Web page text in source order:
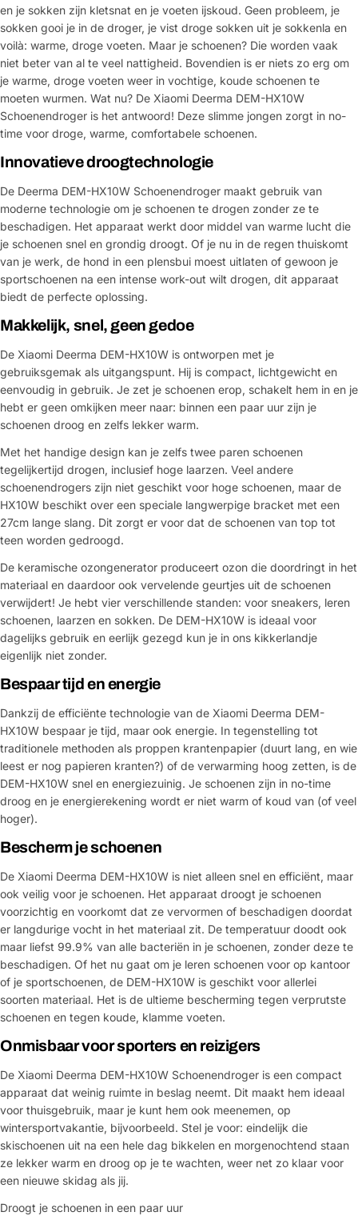
en je sokken zijn kletsnat en je voeten ijskoud. Geen probleem, je
sokken gooi je in de droger, je vist droge sokken uit je sokkenla en
voilà: warme, droge voeten. Maar je schoenen? Die worden vaak
niet beter van al te veel nattigheid. Bovendien is er niets zo erg om
je warme, droge voeten weer in vochtige, koude schoenen te
moeten wurmen. Wat nu? De Xiaomi Deerma DEM-HX10W
Schoenendroger is het antwoord! Deze slimme jongen zorgt in no-
time voor droge, warme, comfortabele schoenen.
Innovatieve droogtechnologie
De Deerma DEM-HX10W Schoenendroger maakt gebruik van
moderne technologie om je schoenen te drogen zonder ze te
beschadigen. Het apparaat werkt door middel van warme lucht die
je schoenen snel en grondig droogt. Of je nu in de regen thuiskomt
van je werk, de hond in een plensbui moest uitlaten of gewoon je
sportschoenen na een intense work-out wilt drogen, dit apparaat
biedt de perfecte oplossing.
Makkelijk, snel, geen gedoe
De Xiaomi Deerma DEM-HX10W is ontworpen met je
gebruiksgemak als uitgangspunt. Hij is compact, lichtgewicht en
eenvoudig in gebruik. Je zet je schoenen erop, schakelt hem in en je
hebt er geen omkijken meer naar: binnen een paar uur zijn je
schoenen droog en zelfs lekker warm.
Met het handige design kan je zelfs twee paren schoenen
tegelijkertijd drogen, inclusief hoge laarzen. Veel andere
schoenendrogers zijn niet geschikt voor hoge schoenen, maar de
HX10W beschikt over een speciale langwerpige bracket met een
27cm lange slang. Dit zorgt er voor dat de schoenen van top tot
teen worden gedroogd.
De keramische ozongenerator produceert ozon die doordringt in het
materiaal en daardoor ook vervelende geurtjes uit de schoenen
verwijdert! Je hebt vier verschillende standen: voor sneakers, leren
schoenen, laarzen en sokken. De DEM-HX10W is ideaal voor
dagelijks gebruik en eerlijk gezegd kun je in ons kikkerlandje
eigenlijk niet zonder.
Bespaar tijd en energie
Dankzij de efficiënte technologie van de Xiaomi Deerma DEM-
HX10W bespaar je tijd, maar ook energie. In tegenstelling tot
traditionele methoden als proppen krantenpapier (duurt lang, en wie
leest er nog papieren kranten?) of de verwarming hoog zetten, is de
DEM-HX10W snel en energiezuinig. Je schoenen zijn in no-time
droog en je energierekening wordt er niet warm of koud van (of veel
hoger).
Bescherm je schoenen
De Xiaomi Deerma DEM-HX10W is niet alleen snel en efficiënt, maar
ook veilig voor je schoenen. Het apparaat droogt je schoenen
voorzichtig en voorkomt dat ze vervormen of beschadigen doordat
er langdurige vocht in het materiaal zit. De temperatuur doodt ook
maar liefst 99.9% van alle bacteriën in je schoenen, zonder deze te
beschadigen. Of het nu gaat om je leren schoenen voor op kantoor
of je sportschoenen, de DEM-HX10W is geschikt voor allerlei
soorten materiaal. Het is de ultieme bescherming tegen verprutste
schoenen en tegen koude, klamme voeten.
Onmisbaar voor sporters en reizigers
De Xiaomi Deerma DEM-HX10W Schoenendroger is een compact
apparaat dat weinig ruimte in beslag neemt. Dit maakt hem ideaal
voor thuisgebruik, maar je kunt hem ook meenemen, op
wintersportvakantie, bijvoorbeeld. Stel je voor: eindelijk die
skischoenen uit na een hele dag bikkelen en morgenochtend staan
ze lekker warm en droog op je te wachten, weer net zo klaar voor
een nieuwe skidag als jij.
Droogt je schoenen in een paar uur